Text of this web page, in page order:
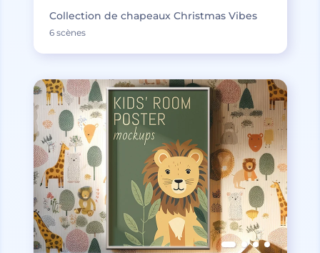
Collection de chapeaux Christmas Vibes
6 scènes